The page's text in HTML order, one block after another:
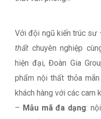
Với đội ngũ kiến trúc sư
thất chuyên nghiệp
hiện đại, Đoàn Gia
phẩm nội thất thỏa
khách hàng với các cam
– Mẫu mã đa dạng: